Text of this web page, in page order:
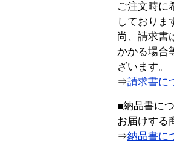
ご注文時に
しておりま
尚、請求書
かかる場合
ざいます。
⇒請求書に
■納品書に
お届けする
⇒納品書に